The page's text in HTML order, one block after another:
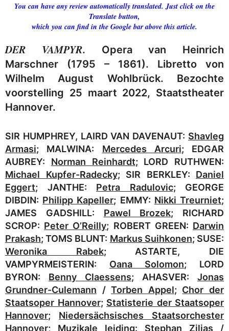
You can have any review automatically translated. Just click on the
Translate button,
which you can find in the Google bar above this article.
DER VAMPYR. Opera van Heinrich
Marschner (1795 – 1861). Libretto von
Wilhelm August Wohlbrück. Bezochte
voorstelling 25 maart 2022, Staatstheater
Hannover.
SIR HUMPHREY, LAIRD VAN DAVENAUT: Shavleg
Armasi; MALWINA: Mercedes Arcuri; EDGAR
AUBREY: Norman Reinhardt; LORD RUTHWEN:
Michael Kupfer-Radecky; SIR BERKLEY: Daniel
Eggert; JANTHE: Petra Radulovic;GEORGE
DIBDIN: Philipp Kapeller; EMMY: Nikki Treurniet;
JAMES GADSHILL: Pawel Brozek; RICHARD
SCROP: Peter O’Reilly; ROBERT GREEN: Darwin
Prakash; TOMS BLUNT: Markus Suihkonen; SUSE:
Weronika Rabek; ASTARTE, DIE
VAMPYRMEISTERIN: Oana Solomon; LORD
BYRON: Benny Claessens; AHASVER: Jonas
Grundner-Culemann /Torben Appel; Chor der
Staatsoper Hannover; Statisterie der Staatsoper
Hannover; Niedersächsisches Staatsorchester
Hannover; Muzikale leiding: Stephan Zilias /